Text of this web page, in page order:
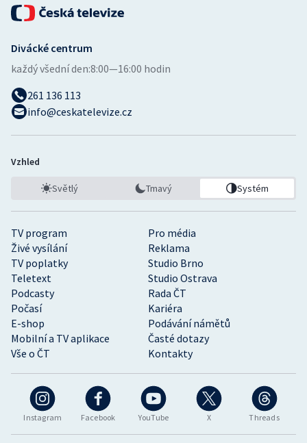
Instagram Facebook YouTube X Threads
TV program
Pro média
Živé vysílání
Reklama
TV poplatky
Studio Brno
Teletext
Studio Ostrava
Podcasty
Rada ČT
Počasí
Kariéra
E-shop
Podávání námětů
Mobilní a TV aplikace
Časté dotazy
Vše o ČT
Kontakty
Divácké centrum
každý všední den:8:00—16:00 hodin
261 136 113
info@ceskatelevize.cz
Vzhled
Světlý Tmavý Systém